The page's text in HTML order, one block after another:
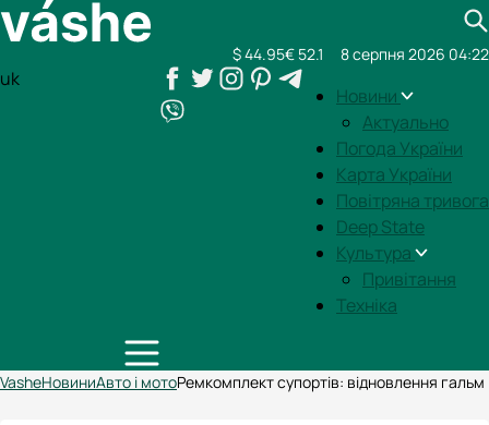
uk
Новини
Актуально
Погода України
Карта України
Повітряна тривога
Deep State
Культура
Привітання
Техніка
$ 44.95€ 52.1 8 серпня 2026 04:22
VasheНовиниАвто і мотоРемкомплект супортів: відновлення гальм